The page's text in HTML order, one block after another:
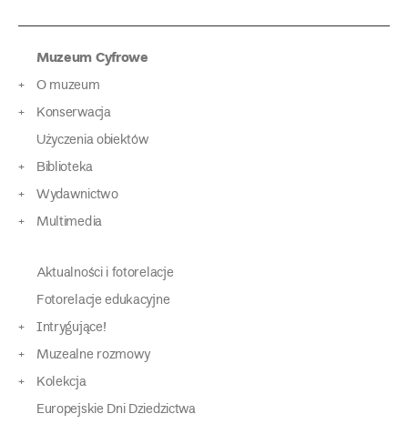
Muzeum Cyfrowe
O muzeum
Konserwacja
Użyczenia obiektów
Biblioteka
Wydawnictwo
Multimedia
Aktualności i fotorelacje
Fotorelacje edukacyjne
Intrygujące!
Muzealne rozmowy
Kolekcja
Europejskie Dni Dziedzictwa